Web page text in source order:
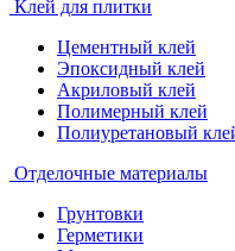
Клей для плитки
Цементный клей
Эпоксидный клей
Акриловый клей
Полимерный клей
Полиуретановый
Отделочные материалы
Грунтовки
Герметики